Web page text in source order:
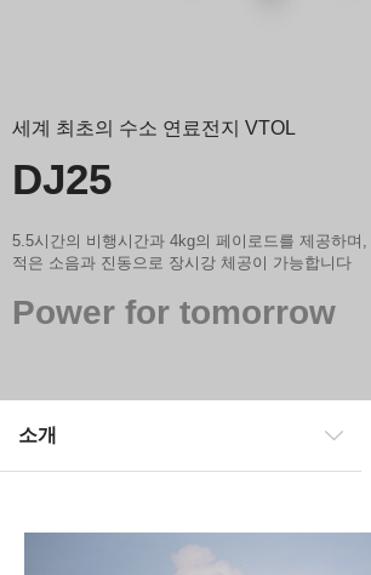
세계 최초의 수소 연료전지 VTOL
DJ25
5.5시간의 비행시간과 4kg의 페이로드를 제공하며,
적은 소음과 진동으로 장시강 체공이 가능합니다
Power for tomorrow